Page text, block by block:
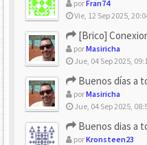
porFran74
Vie, 12 Sep 2025,
[Brico]
porMasiricha
Jue, 04 Sep 2025,
Buenos días a
porMasiricha
Jue, 04 Sep 2025,
Buenos dias a
porKronsteen23